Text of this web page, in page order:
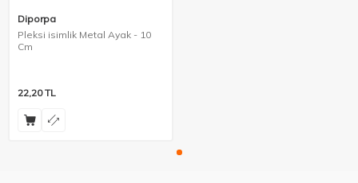
Diporpa
Pleksi isimlik Metal Ayak - 10
Cm
22,20TL